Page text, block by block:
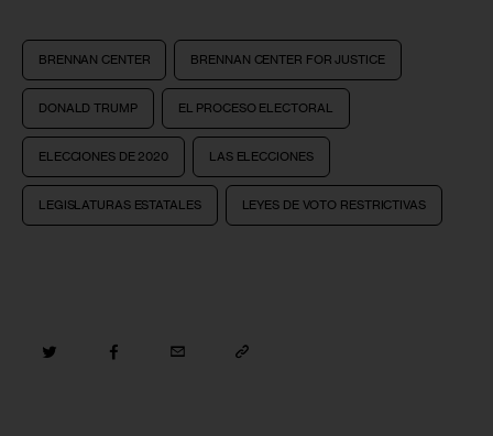
BRENNAN CENTER BRENNAN CENTER FOR JUSTICE
DONALD TRUMP EL PROCESO ELECTORAL
ELECCIONES DE 2020 LAS ELECCIONES
LEGISLATURAS ESTATALES LEYES DE VOTO RESTRICTIVAS